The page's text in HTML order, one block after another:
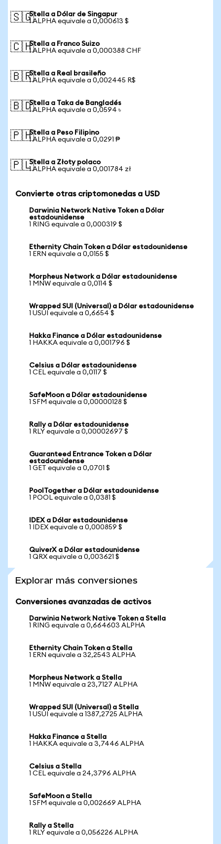
🇸🇬Stella a Dólar de Singapur
1 ALPHA equivale a 0,000613 $
🇨🇭Stella a Franco Suizo
1 ALPHA equivale a 0,000388 CHF
🇧🇷Stella a Real brasileño
1 ALPHA equivale a 0,002445 R$
🇧🇩Stella a Taka de Bangladés
1 ALPHA equivale a 0,0594 ৳
🇵🇭Stella a Peso Filipino
1 ALPHA equivale a 0,0291 ₱
🇵🇱Stella a Złoty polaco
1 ALPHA equivale a 0,001784 zł
Convierte otras criptomonedas a USD
Darwinia Network Native Token a Dólar
estadounidense
1 RING equivale a 0,000319 $
Ethernity Chain Token a Dólar estadounidense
1 ERN equivale a 0,0155 $
Morpheus Network a Dólar estadounidense
1 MNW equivale a 0,0114 $
Wrapped SUI (Universal) a Dólar estadounidense
1 USUI equivale a 0,6654 $
Hakka Finance a Dólar estadounidense
1 HAKKA equivale a 0,001796 $
Celsius a Dólar estadounidense
1 CEL equivale a 0,0117 $
SafeMoon a Dólar estadounidense
1 SFM equivale a 0,00000128 $
Rally a Dólar estadounidense
1 RLY equivale a 0,00002697 $
Guaranteed Entrance Token a Dólar
estadounidense
1 GET equivale a 0,0701 $
PoolTogether a Dólar estadounidense
1 POOL equivale a 0,0381 $
IDEX a Dólar estadounidense
1 IDEX equivale a 0,000859 $
QuiverX a Dólar estadounidense
1 QRX equivale a 0,003621 $
Explorar más conversiones
Conversiones avanzadas de activos
Darwinia Network Native Token a Stella
1 RING equivale a 0,664603 ALPHA
Ethernity Chain Token a Stella
1 ERN equivale a 32,2543 ALPHA
Morpheus Network a Stella
1 MNW equivale a 23,7127 ALPHA
Wrapped SUI (Universal) a Stella
1 USUI equivale a 1387,2725 ALPHA
Hakka Finance a Stella
1 HAKKA equivale a 3,7446 ALPHA
Celsius a Stella
1 CEL equivale a 24,3796 ALPHA
SafeMoon a Stella
1 SFM equivale a 0,002669 ALPHA
Rally a Stella
1 RLY equivale a 0,056226 ALPHA